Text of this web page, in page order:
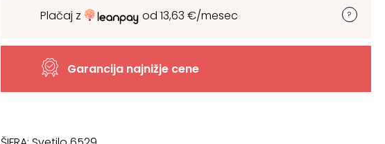
Plačaj z od 13,63 €/mesec
Garancija najnižje cene